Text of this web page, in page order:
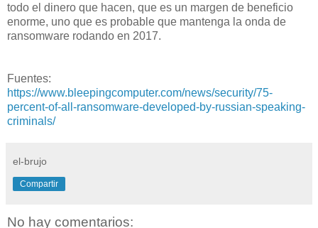
todo el dinero que hacen, que es un margen de beneficio
enorme, uno que es probable que mantenga la onda de
ransomware rodando en 2017.
Fuentes:
https://www.bleepingcomputer.com/news/security/75-
percent-of-all-ransomware-developed-by-russian-speaking-
criminals/
el-brujo
Compartir
No hay comentarios: